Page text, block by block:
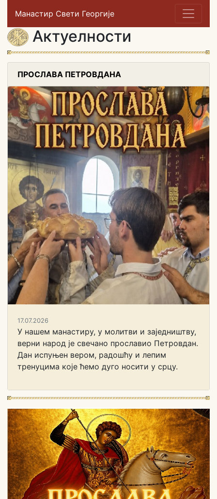
Манастир Свети Георгије
Актуелности
ПРОСЛАВА ПЕТРОВДАНА
17.07.2026
У нашем манастиру, у молитви и заједништву,
верни народ је свечано прославио Петровдан.
Дан испуњен вером, радошћу и лепим
тренуцима које ћемо дуго носити у срцу.